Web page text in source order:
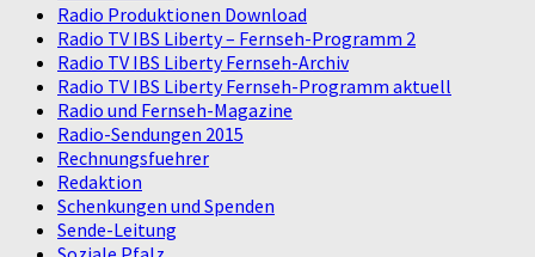
Radio Produktionen Download
Radio TV IBS Liberty – Fernseh-Programm 2
Radio TV IBS Liberty Fernseh-Archiv
Radio TV IBS Liberty Fernseh-Programm aktuell
Radio und Fernseh-Magazine
Radio-Sendungen 2015
Rechnungsfuehrer
Redaktion
Schenkungen und Spenden
Sende-Leitung